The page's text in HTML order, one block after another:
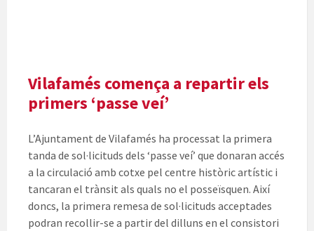
Vilafamés comença a repartir els
primers ‘passe veí’
L’Ajuntament de Vilafamés ha processat la primera
tanda de sol·licituds dels ‘passe veí’ que donaran accés
a la circulació amb cotxe pel centre històric artístic i
tancaran el trànsit als quals no el posseïsquen. Així
doncs, la primera remesa de sol·licituds acceptades
podran recollir-se a partir del dilluns en el consistori